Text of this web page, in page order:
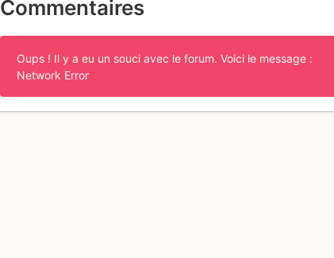
Commentaires
Oups ! Il y a eu un souci avec le forum. Voici le message :
Network Error